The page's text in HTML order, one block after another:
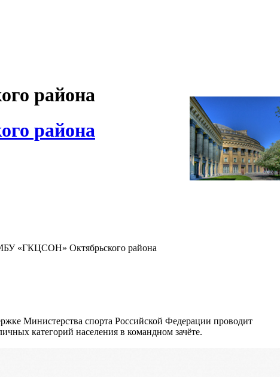
района
района
«ГКЦСОН» Октябрьского района
Министерства спорта Российской Федерации проводит
категорий населения в командном зачёте.